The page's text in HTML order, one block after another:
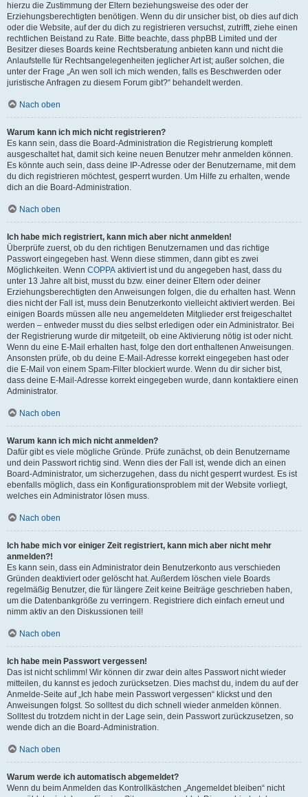
hierzu die Zustimmung der Eltern beziehungsweise des oder der
Erziehungsberechtigten benötigen. Wenn du dir unsicher bist, ob dies auf dich
oder die Website, auf der du dich zu registrieren versuchst, zutrifft, ziehe einen
rechtlichen Beistand zu Rate. Bitte beachte, dass phpBB Limited und der
Besitzer dieses Boards keine Rechtsberatung anbieten kann und nicht die
Anlaufstelle für Rechtsangelegenheiten jeglicher Art ist; außer solchen, die
unter der Frage „An wen soll ich mich wenden, falls es Beschwerden oder
juristische Anfragen zu diesem Forum gibt?“ behandelt werden.
Nach oben
Warum kann ich mich nicht registrieren?
Es kann sein, dass die Board-Administration die Registrierung komplett
ausgeschaltet hat, damit sich keine neuen Benutzer mehr anmelden können.
Es könnte auch sein, dass deine IP-Adresse oder der Benutzername, mit dem
du dich registrieren möchtest, gesperrt wurden. Um Hilfe zu erhalten, wende
dich an die Board-Administration.
Nach oben
Ich habe mich registriert, kann mich aber nicht anmelden!
Überprüfe zuerst, ob du den richtigen Benutzernamen und das richtige
Passwort eingegeben hast. Wenn diese stimmen, dann gibt es zwei
Möglichkeiten. Wenn COPPA aktiviert ist und du angegeben hast, dass du
unter 13 Jahre alt bist, musst du bzw. einer deiner Eltern oder deiner
Erziehungsberechtigten den Anweisungen folgen, die du erhalten hast. Wenn
dies nicht der Fall ist, muss dein Benutzerkonto vielleicht aktiviert werden. Bei
einigen Boards müssen alle neu angemeldeten Mitglieder erst freigeschaltet
werden – entweder musst du dies selbst erledigen oder ein Administrator. Bei
der Registrierung wurde dir mitgeteilt, ob eine Aktivierung nötig ist oder nicht.
Wenn du eine E-Mail erhalten hast, folge den dort enthaltenen Anweisungen.
Ansonsten prüfe, ob du deine E-Mail-Adresse korrekt eingegeben hast oder
die E-Mail von einem Spam-Filter blockiert wurde. Wenn du dir sicher bist,
dass deine E-Mail-Adresse korrekt eingegeben wurde, dann kontaktiere einen
Administrator.
Nach oben
Warum kann ich mich nicht anmelden?
Dafür gibt es viele mögliche Gründe. Prüfe zunächst, ob dein Benutzername
und dein Passwort richtig sind. Wenn dies der Fall ist, wende dich an einen
Board-Administrator, um sicherzugehen, dass du nicht gesperrt wurdest. Es ist
ebenfalls möglich, dass ein Konfigurationsproblem mit der Website vorliegt,
welches ein Administrator lösen muss.
Nach oben
Ich habe mich vor einiger Zeit registriert, kann mich aber nicht mehr
anmelden?!
Es kann sein, dass ein Administrator dein Benutzerkonto aus verschieden
Gründen deaktiviert oder gelöscht hat. Außerdem löschen viele Boards
regelmäßig Benutzer, die für längere Zeit keine Beiträge geschrieben haben,
um die Datenbankgröße zu verringern. Registriere dich einfach erneut und
nimm aktiv an den Diskussionen teil!
Nach oben
Ich habe mein Passwort vergessen!
Das ist nicht schlimm! Wir können dir zwar dein altes Passwort nicht wieder
mitteilen, du kannst es jedoch zurücksetzen. Dies machst du, indem du auf der
Anmelde-Seite auf „Ich habe mein Passwort vergessen“ klickst und den
Anweisungen folgst. So solltest du dich schnell wieder anmelden können.
Solltest du trotzdem nicht in der Lage sein, dein Passwort zurückzusetzen, so
wende dich an die Board-Administration.
Nach oben
Warum werde ich automatisch abgemeldet?
Wenn du beim Anmelden das Kontrollkästchen „Angemeldet bleiben“ nicht